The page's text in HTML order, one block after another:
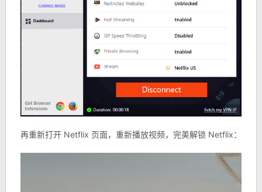
再重新打开 Netflix 页面，重新播放视频，完美解锁 Netflix：